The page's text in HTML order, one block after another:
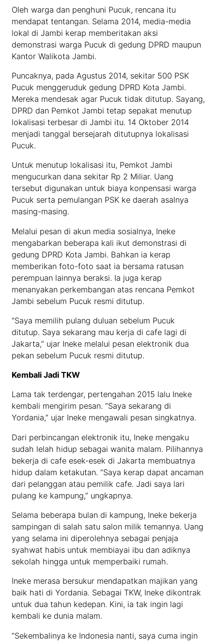
Oleh warga dan penghuni Pucuk, rencana itu
mendapat tentangan. Selama 2014, media-media
lokal di Jambi kerap memberitakan aksi
demonstrasi warga Pucuk di gedung DPRD maupun
Kantor Walikota Jambi.
Puncaknya, pada Agustus 2014, sekitar 500 PSK
Pucuk menggeruduk gedung DPRD Kota Jambi.
Mereka mendesak agar Pucuk tidak ditutup. Sayang,
DPRD dan Pemkot Jambi tetap sepakat menutup
lokalisasi terbesar di Jambi itu. 14 Oktober 2014
menjadi tanggal bersejarah ditutupnya lokalisasi
Pucuk.
Untuk menutup lokalisasi itu, Pemkot Jambi
mengucurkan dana sekitar Rp 2 Miliar. Uang
tersebut digunakan untuk biaya konpensasi warga
Pucuk serta pemulangan PSK ke daerah asalnya
masing-masing.
Melalui pesan di akun media sosialnya, Ineke
mengabarkan beberapa kali ikut demonstrasi di
gedung DPRD Kota Jambi. Bahkan ia kerap
memberikan foto-foto saat ia bersama ratusan
perempuan lainnya beraksi. Ia juga kerap
menanyakan perkembangan atas rencana Pemkot
Jambi sebelum Pucuk resmi ditutup.
“Saya memilih pulang duluan sebelum Pucuk
ditutup. Saya sekarang mau kerja di cafe lagi di
Jakarta,” ujar Ineke melalui pesan elektronik dua
pekan sebelum Pucuk resmi ditutup.
Kembali Jadi TKW
Lama tak terdengar, pertengahan 2015 lalu Ineke
kembali mengirim pesan. “Saya sekarang di
Yordania,” ujar Ineke mengawali pesan singkatnya.
Dari perbincangan elektronik itu, Ineke mengaku
sudah lelah hidup sebagai wanita malam. Pilihannya
bekerja di cafe esek-esek di Jakarta membuatnya
hidup dalam ketakutan. “Saya kerap dapat ancaman
dari pelanggan atau pemilik cafe. Jadi saya lari
pulang ke kampung,” ungkapnya.
Selama beberapa bulan di kampung, Ineke bekerja
sampingan di salah satu salon milik temannya. Uang
yang selama ini diperolehnya sebagai penjaja
syahwat habis untuk membiayai ibu dan adiknya
sekolah hingga untuk memperbaiki rumah.
Ineke merasa bersukur mendapatkan majikan yang
baik hati di Yordania. Sebagai TKW, Ineke dikontrak
untuk dua tahun kedepan. Kini, ia tak ingin lagi
kembali ke dunia malam.
“Sekembalinya ke Indonesia nanti, saya cuma ingin